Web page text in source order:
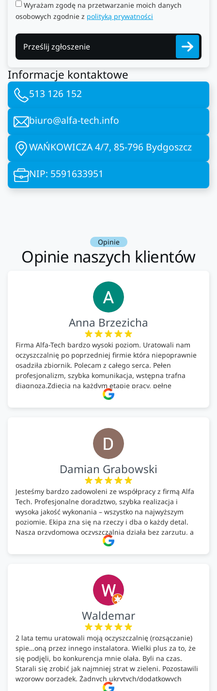
Wyrażam zgodę na przetwarzanie moich danych
osobowych zgodnie z polityką prywatności
Prześlij zgłoszenie
Informacje kontaktowe
513 126 152
biuro@alfa-tech.info
WAŃKOWICZA 4/7, 85-796 Bydgoszcz
NIP: 5591633951
Opinie
Opinie naszych klientów
Anna Brzezicha
Firma Alfa-Tech bardzo wysoki poziom. Uratowali nam
oczyszczalnię po poprzedniej firmie która niepoprawnie
osadziła zbiornik. Polecam z całego serca. Pełen
profesjonalizm, szybka komunikacja, wstępna trafna
diagnoza.Zdjęcia na każdym etapie pracy, pełne
doradztwo.Dobrze wyszkoleni i znający się na rzeczy.
Podsumowując ekipa na wysokim poziomie, rzetelna.
Damian Grabowski
Jesteśmy bardzo zadowoleni ze współpracy z firmą Alfa
Tech. Profesjonalne doradztwo, szybka realizacja i
wysoka jakość wykonania – wszystko na najwyższym
poziomie. Ekipa zna się na rzeczy i dba o każdy detal.
Nasza przydomowa oczyszczalnia działa bez zarzutu, a
całość została wykonana zgodnie z terminem i
ustaleniami. Z czystym sumieniem polecamy Alfa Tech
ekologicznych rozwiązań!🍀
Waldemar
2 lata temu uratowali moją oczyszczalnię (rozsączanie)
spie…oną przez innego instalatora. Wielki plus za to, że
się podjęli, bo konkurencja mnie olała. Byli na czas.
Starali się zrobić jak najmniej strat w zieleni. Pozostawili
wzorowy porządek. Żadnych ukrytych/dodatkowych
kosztów. Zaskoczenie. Kontakt bardzo OK. Obsługa